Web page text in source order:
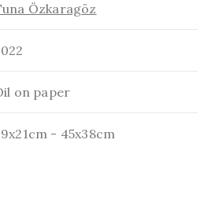
Özkaragöz
on paper
- 45x38cm